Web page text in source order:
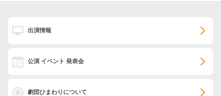
出演情報
公演 イベント 発表会
劇団ひまわりについて